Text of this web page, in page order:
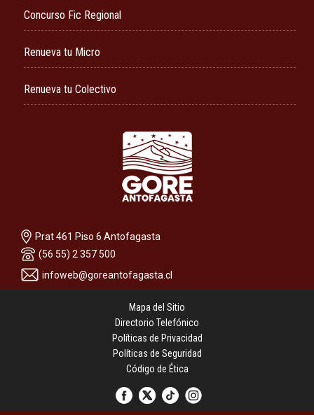
Concurso Fic Regional
Renueva tu Micro
Renueva tu Colectivo
Prat 461 Piso 6 Antofagasta
(56 55) 2 357 500
infoweb@goreantofagasta.cl
Mapa del Sitio
Directorio Telefónico
Políticas de Privacidad
Políticas de Seguridad
Código de Ética